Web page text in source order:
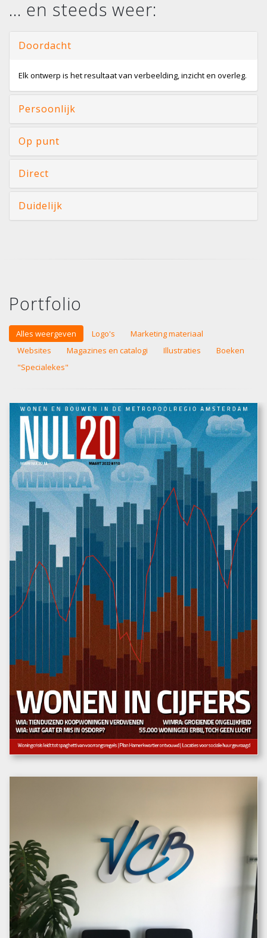
... en steeds weer:
Doordacht
Elk ontwerp is het resultaat van verbeelding, inzicht en overleg.
Persoonlijk
Op punt
Direct
Duidelijk
Portfolio
Alles weergeven Logo's
Marketing materiaal
Websites
Magazines en catalogi Illustraties
Boeken
"Specialekes"